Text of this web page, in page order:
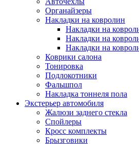
Органайзеры
Накладки на ковролин
Накладки на
Накладки на
Накладки на
Коврики салона
Тонировка
Подлокотники
Фальшпол
Накладка тоннеля пола
Экстерьер автомобиля
Жалюзи заднего стекла
Спойлеры
Кросс комплекты
Брызговики